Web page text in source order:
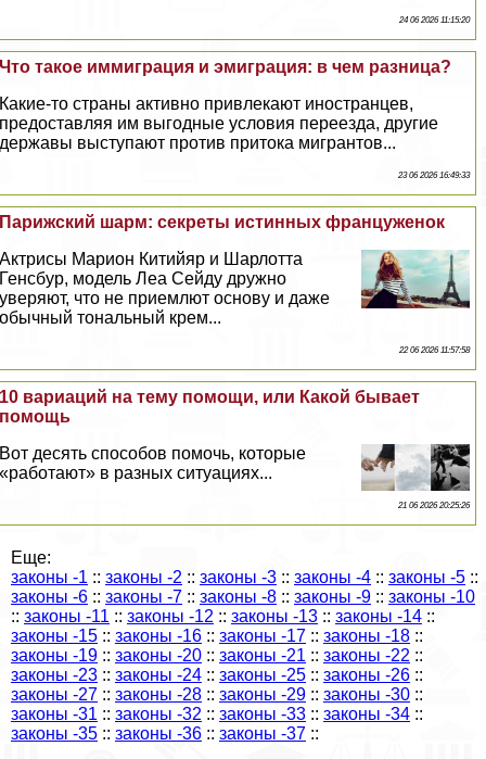
24 06 2026 11:15:20
Что такое иммиграция и эмиграция: в чем разница?
Какие-то страны активно привлекают иностранцев,
предоставляя им выгодные условия переезда, другие
державы выступают против притока мигрантов...
23 06 2026 16:49:33
Парижский шарм: секреты истинных француженок
Актрисы Марион Китийяр и Шарлотта
Генсбур, модель Леа Сейду дружно
уверяют, что не приемлют основу и даже
обычный тональный крем...
22 06 2026 11:57:58
10 вариаций на тему помощи, или Какой бывает
помощь
Вот десять способов помочь, которые
«работают» в разных ситуациях...
21 06 2026 20:25:26
Еще:
законы -1 :: законы -2 :: законы -3 :: законы -4 :: законы -5 ::
законы -6 :: законы -7 :: законы -8 :: законы -9 :: законы -10
:: законы -11 :: законы -12 :: законы -13 :: законы -14 ::
законы -15 :: законы -16 :: законы -17 :: законы -18 ::
законы -19 :: законы -20 :: законы -21 :: законы -22 ::
законы -23 :: законы -24 :: законы -25 :: законы -26 ::
законы -27 :: законы -28 :: законы -29 :: законы -30 ::
законы -31 :: законы -32 :: законы -33 :: законы -34 ::
законы -35 :: законы -36 :: законы -37 ::